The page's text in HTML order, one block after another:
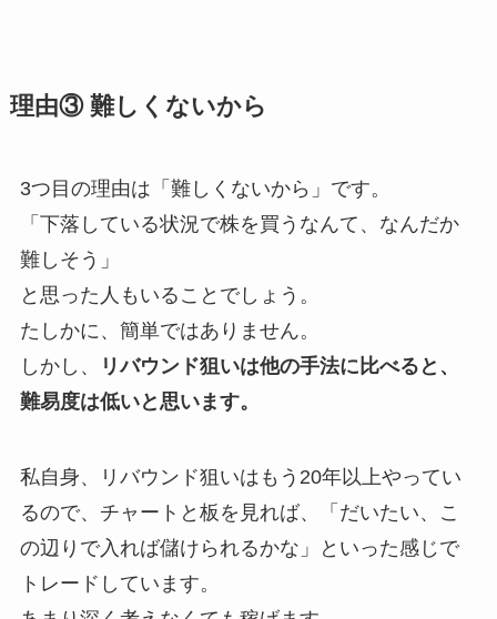
理由③ 難しくないから
3つ目の理由は「難しくないから」です。
「下落している状況で株を買うなんて、なんだか
難しそう」
と思った人もいることでしょう。
たしかに、簡単ではありません。
しかし、
リバウンド狙いは他の手法に比べると、
難易度は低いと思います。
私自身、リバウンド狙いはもう20年以上やってい
るので、チャートと板を見れば、「だいたい、こ
の辺りで入れば儲けられるかな」といった感じで
トレードしています。